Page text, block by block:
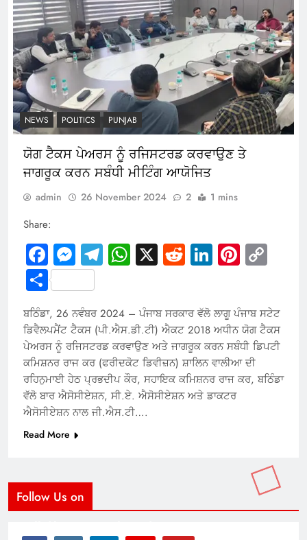
NEWS POLITICS PUNJAB
ਯੋਗ ਟੈਕਸ ਪੇਅਰਸ ਨੂੰ ਰਜਿਸਟਰਡ ਕਰਵਾਉਣ ਤੇ
ਜਾਗਰੂਕ ਕਰਨ ਸਬੰਧੀ ਮੀਟਿੰਗ ਆਯੋਜਿਤ
admin 26 November 2024 2 1 mins
Share:
Facebook
Messenger
Telegram
WhatsApp
X RedditLinkedIn
Share
ਬਠਿੰਡਾ, 26 ਨਵੰਬਰ 2024 – ਪੰਜਾਬ ਸਰਕਾਰ ਵੱਲੋ ਲਾਗੂ ਪੰਜਾਬ ਸਟੇਟ
ਡਿਵੈਲਪਮੈਂਟ ਟੈਕਸ (ਪੀ.ਐਸ.ਡੀ.ਟੀ) ਐਕਟ 2018 ਅਧੀਨ ਯੋਗ ਟੈਕਸ
ਪੇਅਰਸ ਨੂੰ ਰਜਿਸਟਰਡ ਕਰਵਾਉਣ ਅਤੇ ਜਾਗਰੂਕ ਕਰਨ ਸਬੰਧੀ ਡਿਪਟੀ
ਕਮਿਸ਼ਨਰ ਰਾਜ ਕਰ (ਫਰੀਦਕੋਟ ਡਿਵੀਜ਼ਨ) ਸ਼ਾਲਿਨ ਵਾਲੀਆ ਦੀ
ਰਹਿਨੁਮਾਈ ਹੇਠ ਪ੍ਰਭਦੀਪ ਕੌਰ, ਸਹਾਇਕ ਕਮਿਸ਼ਨਰ ਰਾਜ ਕਰ, ਬਠਿੰਡਾ
ਵੱਲੋ ਬਾਰ ਐਸੋਸੀਏਸ਼ਨ, ਸੀ.ਏ. ਐਸੋਸੀਏਸ਼ਨ ਅਤੇ ਡਾਕਟਰ
ਐਸੋਸੀਏਸ਼ਨ ਨਾਲ ਜੀ.ਐਸ.ਟੀ….
Read More
Follow Us on